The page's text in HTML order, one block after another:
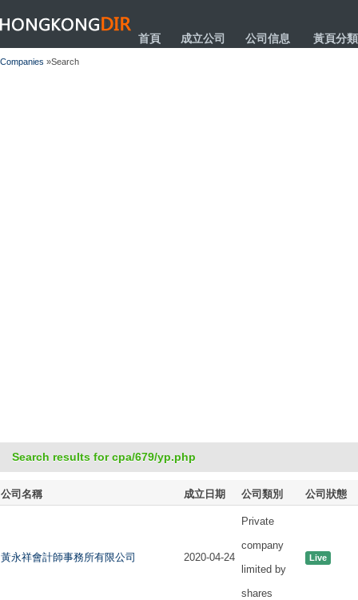
HONGKONGDIR
首頁 成立公司 公司信息 黃頁分類
Companies »Search
Search results for cpa/679/yp.php
公司名稱 成立日期 公司類別 公司狀態
黃永祥會計師事務所有限公司 2020-04-24
Private
company
limited by
shares
Live